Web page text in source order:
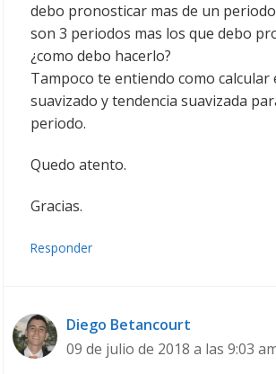
debo pronosticar mas de un
son 3 periodos mas los que debo
¿como debo hacerlo?
Tampoco te entiendo como
suavizado y tendencia suavizada
periodo.
Quedo atento.
Gracias.
Responder
Diego Betancourt
09 de julio de 2018 a las 9:03